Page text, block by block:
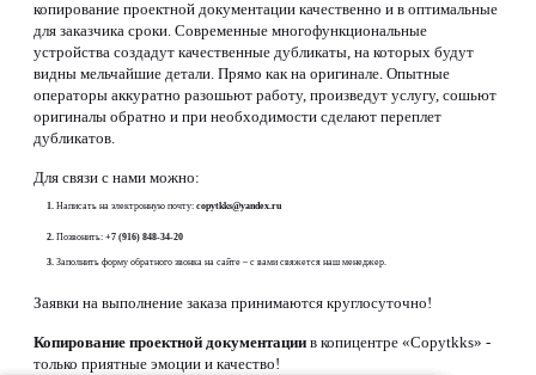
копирование проектной документации качественно и в оптимальные
для заказчика сроки. Современные многофункциональные
устройства создадут качественные дубликаты, на которых будут
видны мельчайшие детали. Прямо как на оригинале. Опытные
операторы аккуратно разошьют работу, произведут услугу, сошьют
оригиналы обратно и при необходимости сделают переплет
дубликатов.
Для связи с нами можно:
Написать на электронную почту:copytkks@yandex.ru
Позвонить:+7 (916) 848-34-20
Заполнить форму обратного звонка на сайте – с вами свяжется наш менеджер.
Заявки на выполнение заказа принимаются круглосуточно!
Копирование проектной документациив копицентре «Copytkks» -
только приятные эмоции и качество!